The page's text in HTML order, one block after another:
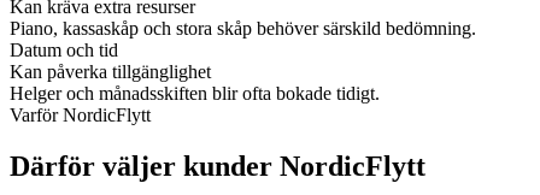
Kan kräva extra resurser
Piano, kassaskåp och stora skåp behöver särskild bedömning.
Datum och tid
Kan påverka tillgänglighet
Helger och månadsskiften blir ofta bokade tidigt.
Varför NordicFlytt
Därför väljer kunder NordicFlytt